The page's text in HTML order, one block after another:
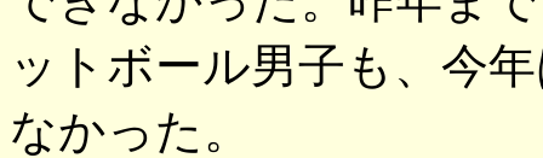
ットボール男子も、今
なかった。